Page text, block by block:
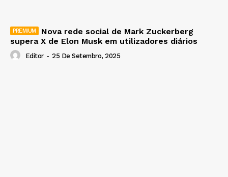
Nova rede social de Mark Zuckerberg
supera X de Elon Musk em utilizadores diários
Editor - 25 De Setembro, 2025